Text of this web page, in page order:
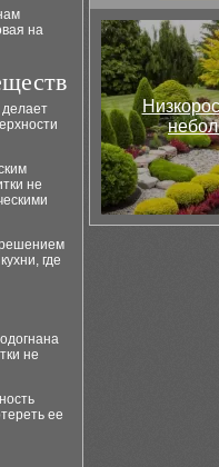
на
не
решением
где
не
ее